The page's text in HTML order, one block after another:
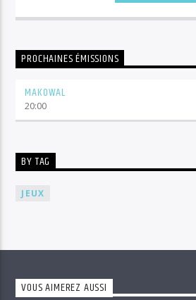
PROCHAINES ÉMISSIONS
MAKOWAL
20:00
BY TAG
JEUX
VOUS AIMEREZ AUSSI